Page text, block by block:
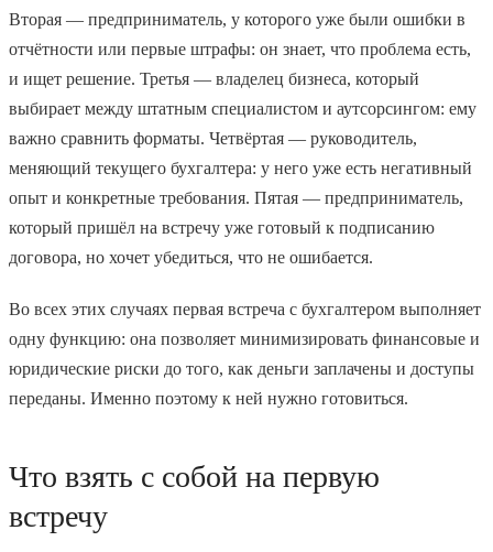
Вторая — предприниматель, у которого уже были ошибки в
отчётности или первые штрафы: он знает, что проблема есть,
и ищет решение. Третья — владелец бизнеса, который
выбирает между штатным специалистом и аутсорсингом: ему
важно сравнить форматы. Четвёртая — руководитель,
меняющий текущего бухгалтера: у него уже есть негативный
опыт и конкретные требования. Пятая — предприниматель,
который пришёл на встречу уже готовый к подписанию
договора, но хочет убедиться, что не ошибается.
Во всех этих случаях первая встреча с бухгалтером выполняет
одну функцию: она позволяет минимизировать финансовые и
юридические риски до того, как деньги заплачены и доступы
переданы. Именно поэтому к ней нужно готовиться.
Что взять с собой на первую
встречу